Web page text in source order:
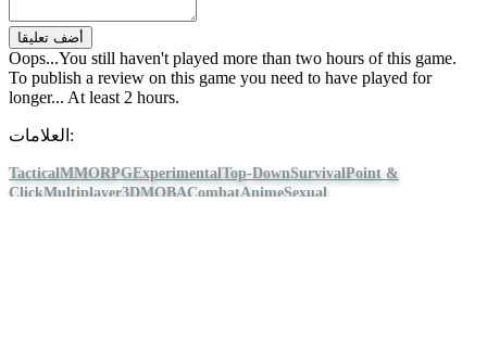
أضف تعليقا
Oops...You still haven't played more than two hours of this game.
To publish a review on this game you need to have played for
longer... At least 2 hours.
العلامات:
TacticalMMORPGExperimental Top-DownSurvivalPoint &
ClickMultiplayer3DMOBACombatAnimeSexual